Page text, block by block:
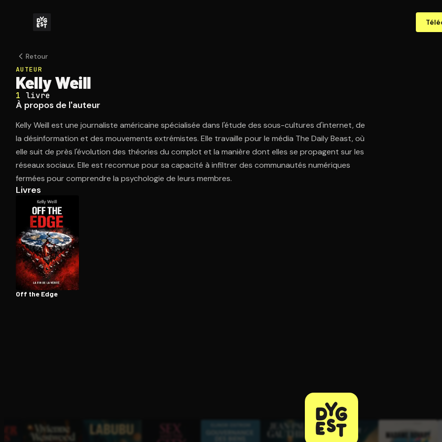
Ouvre l'app Appareil photo, pointe sur le code. C'est gratuit à l'essai.
Retour
AUTEUR
Kelly Weill
1 livre
À propos de l'auteur
Kelly Weill est une journaliste américaine spécialisée dans l'étude des sous-cultures d'internet, de
la désinformation et des mouvements extrémistes. Elle travaille pour le média The Daily Beast, où
elle suit de près l'évolution des théories du complot et la manière dont elles se propagent sur les
réseaux sociaux. Elle est reconnue pour sa capacité à infiltrer des communautés numériques
fermées pour comprendre la psychologie de leurs membres.
Livres
Off the Edge